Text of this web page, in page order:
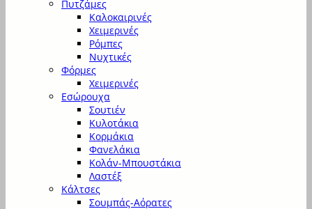
Πυτζάμες
Καλοκαιρινές
Χειμερινές
Ρόμπες
Νυχτικές
Φόρμες
Χειμερινές
Εσώρουχα
Σουτιέν
Κυλοτάκια
Κορμάκια
Φανελάκια
Κολάν-Μπουστάκια
Λαστέξ
Κάλτσες
Σουμπάς-Αόρατες